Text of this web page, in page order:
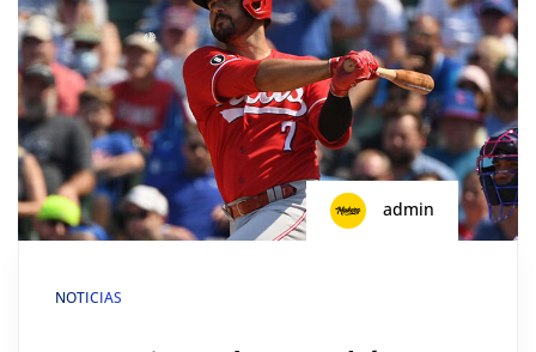
admin
NOTICIAS